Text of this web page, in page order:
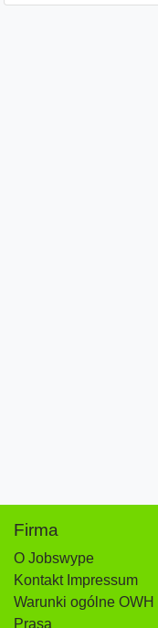
Firma
O Jobswype
Kontakt Impressum
Warunki ogólne OWH
Prasa